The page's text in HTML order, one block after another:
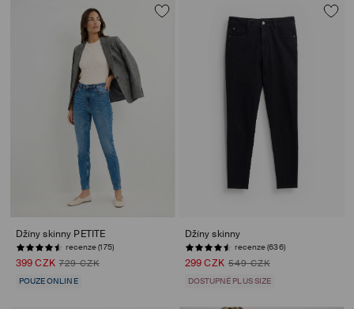
Džíny skinny PETITE
recenze (175)
399 CZK 729 CZK
POUZE ONLINE
Džíny skinny
recenze (636)
299 CZK 549 CZK
DOSTUPNÉ PLUS SIZE